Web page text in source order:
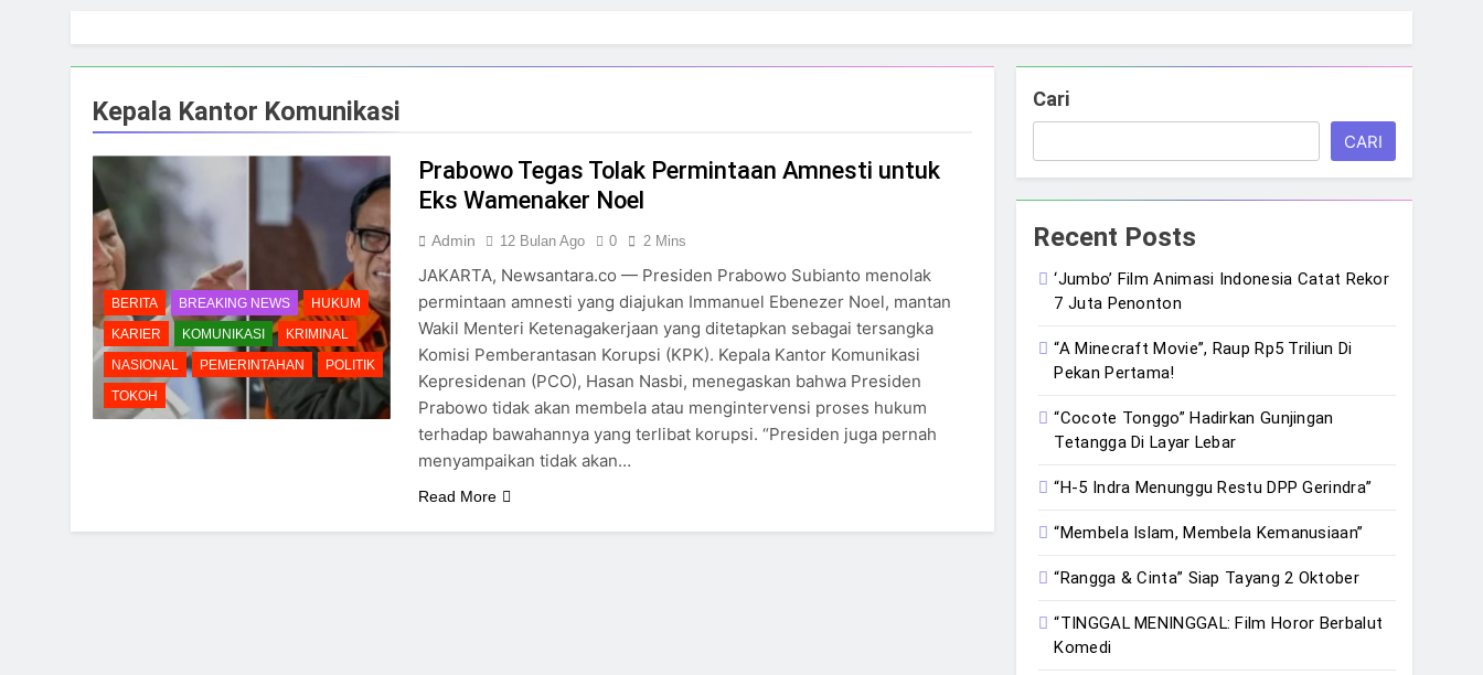
Kepala Kantor Komunikasi
BERITA BREAKING NEWS
HUKUM
KARIER
KOMUNIKASI
KRIMINAL
NASIONAL
PEMERINTAHAN
POLITIK
TOKOH
Prabowo Tegas Tolak Permintaan Amnesti untuk
Eks Wamenaker Noel
Admin 12 Bulan Ago 0 2 Mins
JAKARTA, Newsantara.co — Presiden Prabowo Subianto menolak
permintaan amnesti yang diajukan Immanuel Ebenezer Noel, mantan
Wakil Menteri Ketenagakerjaan yang ditetapkan sebagai tersangka
Komisi Pemberantasan Korupsi (KPK). Kepala Kantor Komunikasi
Kepresidenan (PCO), Hasan Nasbi, menegaskan bahwa Presiden
Prabowo tidak akan membela atau mengintervensi proses hukum
terhadap bawahannya yang terlibat korupsi. “Presiden juga pernah
menyampaikan tidak akan…
Read More
Cari
CARI
Recent Posts
‘Jumbo’ Film Animasi Indonesia Catat Rekor
7 Juta Penonton
“A Minecraft Movie”, Raup Rp5 Triliun Di
Pekan Pertama!
“Cocote Tonggo” Hadirkan Gunjingan
Tetangga Di Layar Lebar
“H-5 Indra Menunggu Restu DPP Gerindra”
“Membela Islam, Membela Kemanusiaan”
“Rangga & Cinta” Siap Tayang 2 Oktober
“TINGGAL MENINGGAL: Film Horor Berbalut
Komedi